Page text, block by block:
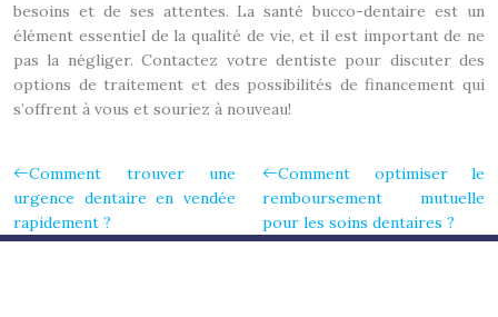
besoins et de ses attentes. La santé bucco-dentaire est un
élément essentiel de la qualité de vie, et il est important de ne
pas la négliger. Contactez votre dentiste pour discuter des
options de traitement et des possibilités de financement qui
s’offrent à vous et souriez à nouveau!
Comment trouver une
urgence dentaire en vendée
rapidement ?
Comment optimiser le
remboursement mutuelle
pour les soins dentaires ?